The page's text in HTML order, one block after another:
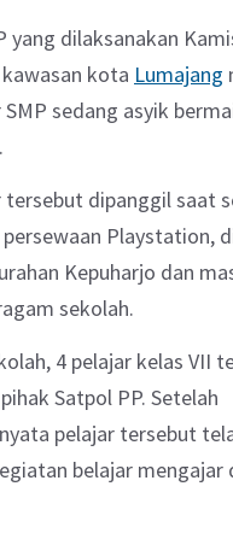
yang dilaksanakan
kota Lumajang
sedang asyik
tersebut dipanggil saat
Playstation,
Kepuharjo dan
sekolah.
4 pelajar kelas VII
Satpol PP. Setelah
pelajar tersebut
belajar mengajar